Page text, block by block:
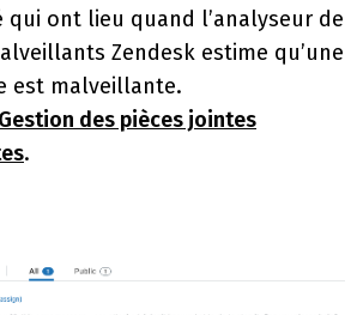
qui ont lieu quand l’analyseur de
Zendesk estime qu’une
est malveillante.
Gestion des pièces jointes
.